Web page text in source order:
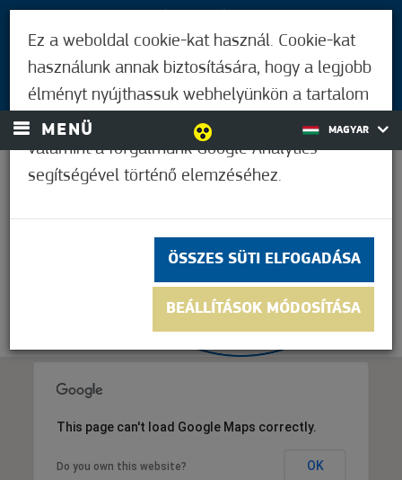
BEJELENTKEZÉS
MENÜ MAGYAR
This page can't load Google Maps correctly.
Do you own this website? OK
Ez a weboldal cookie-kat használ. Cookie-kat
használunk annak biztosítására, hogy a legjobb
élményt nyújthassuk webhelyünkön a tartalom
és a hirdetések személyre szabásához,
valamint a forgalmunk Google Analytics
segítségével történő elemzéséhez.
ÖSSZES SÜTI ELFOGADÁSA
BEÁLLÍTÁSOK MÓDOSÍTÁSA